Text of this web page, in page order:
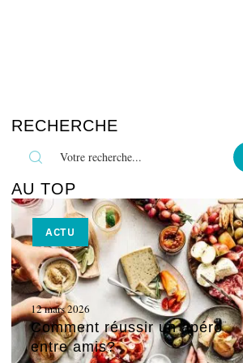
RECHERCHE
AU TOP
ACTU
12 mars 2026
Comment réussir un apéro
entre amis?